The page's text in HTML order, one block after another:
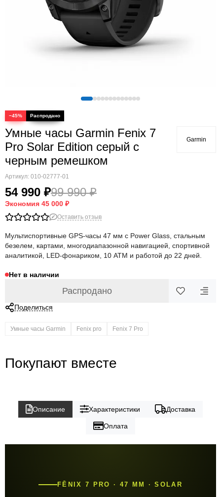
−45%
Умные часы Garmin Fenix 7
Pro Solar Edition серый с
черным ремешком
Артикул: 010-02777-01
54 990 ₽99 990 ₽
Экономия 45 000 ₽
Garmin
Оставить отзыв
Мультиспортивные GPS-часы 47 мм с Power Glass, стальным
безелем, картами, многодиапазонной навигацией, спортивной
аналитикой, LED-фонариком, 10 ATM и работой до 22 дней.
Нет в наличии
Распродано
Поделиться
Умные часы Garmin Fenix pro Fenix 7 Pro
Покупают вместе
Описание Характеристики Доставка
Оплата
FĒNIX 7 PRO · 47 ММ · SOLAR